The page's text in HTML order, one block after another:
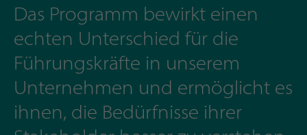
Das Programm bewirkt einen
echten Unterschied für die
Führungskräfte in unserem
Unternehmen und ermöglicht es
ihnen, die Bedürfnisse ihrer